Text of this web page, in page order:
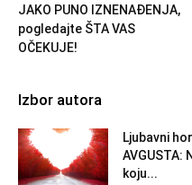
JAKO PUNO IZNENAĐENJA,
pogledajte ŠTA VAS
OČEKUJE!
Izbor autora
Ljubavni
AVGUSTA:
koju...